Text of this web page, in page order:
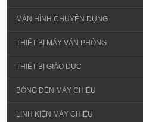
MÀN HÌNH CHUYÊN DỤNG
THIẾT BỊ MÁY VĂN PHÒNG
THIẾT BỊ GIÁO DỤC
BÓNG ĐÈN MÁY CHIẾU
LINH KIỆN MÁY CHIẾU